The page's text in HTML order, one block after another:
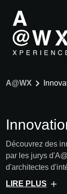
A@WX
Découvrez des
par les jurys
d'architectes
pour la première
LIRE PLUS